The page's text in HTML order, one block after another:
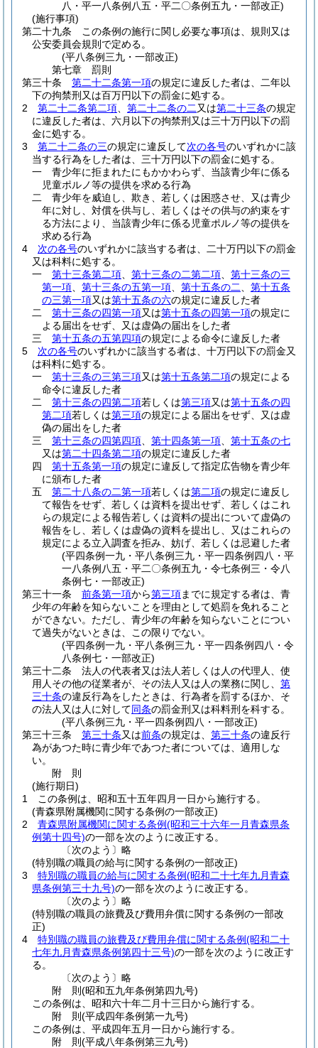
八・平一八条例八五・平二〇条例五九・一部改正)
(施行事項)
第二十九条
この条例の施行に関し必要な事項は、規則又は
公安委員会規則で定める。
(平八条例三九・一部改正)
第七章
罰則
第三十条
第二十二条第一項の規定に違反した者は、二年以
下の拘禁刑又は百万円以下の罰金に処する。
2
第二十二条第二項 第二十二条の二 又は第二十三条の規定
に違反した者は、六月以下の拘禁刑又は三十万円以下の罰
金に処する。
3
第二十二条の三の規定に違反して次の各号のいずれかに該
当する行為をした者は、三十万円以下の罰金に処する。
一
青少年に拒まれたにもかかわらず、当該青少年に係る
児童ポルノ等の提供を求める行為
二
青少年を威迫し、欺き、若しくは困惑させ、又は青少
年に対し、対償を供与し、若しくはその供与の約束をす
る方法により、当該青少年に係る児童ポルノ等の提供を
求める行為
4
次の各号のいずれかに該当する者は、二十万円以下の罰金
又は科料に処する。
一
第十三条第二項 第十三条の二第二項
第十三条の三
第一項
第十三条の五第一項 第十五条の二
第十五条
の三第一項又は第十五条の六の規定に違反した者
二
第十三条の四第一項又は第十五条の四第一項の規定に
よる届出をせず、又は虚偽の届出をした者
三
第十五条の五第四項の規定による命令に違反した者
5
次の各号のいずれかに該当する者は、十万円以下の罰金又
は科料に処する。
一
第十三条の三第三項又は第十五条第二項の規定による
命令に違反した者
二
第十三条の四第二項若しくは第三項又は第十五条の四
第二項若しくは第三項の規定による届出をせず、又は虚
偽の届出をした者
三
第十三条の四第四項 第十四条第一項
第十五条の七
又は第二十四条第二項の規定に違反した者
四
第十五条第一項の規定に違反して指定広告物を青少年
に頒布した者
五
第二十八条の二第一項若しくは第二項の規定に違反し
て報告をせず、若しくは資料を提出せず、若しくはこれ
らの規定による報告若しくは資料の提出について虚偽の
報告をし、若しくは虚偽の資料を提出し、又はこれらの
規定による立入調査を拒み、妨げ、若しくは忌避した者
(平四条例一九・平八条例三九・平一四条例四八・平
一八条例八五・平二〇条例五九・令七条例三・令八
条例七・一部改正)
第三十一条
前条第一項から第三項までに規定する者は、青
少年の年齢を知らないことを理由として処罰を免れること
ができない。 ただし、青少年の年齢を知らないことについ
て過失がないときは、この限りでない。
(平四条例一九・平八条例三九・平一四条例四八・令
八条例七・一部改正)
第三十二条
法人の代表者又は法人若しくは人の代理人、使
用人その他の従業者が、その法人又は人の業務に関し、 第
三十条の違反行為をしたときは、行為者を罰するほか、そ
の法人又は人に対して同条の罰金刑又は科料刑を科する。
(平八条例三九・平一四条例四八・一部改正)
第三十三条
第三十条又は前条の規定は、 第三十条の違反行
為があつた時に青少年であつた者については、適用しな
い。
附 則
(施行期日)
1
この条例は、昭和五十五年四月一日から施行する。
(青森県附属機関に関する条例の一部改正)
2
青森県附属機関に関する条例(昭和三十六年一月青森県条
例第十四号)の一部を次のように改正する。
〔次のよう〕略
(特別職の職員の給与に関する条例の一部改正)
3
特別職の職員の給与に関する条例(昭和二十七年九月青森
県条例第三十九号)の一部を次のように改正する。
〔次のよう〕略
(特別職の職員の旅費及び費用弁償に関する条例の一部改
正)
4
特別職の職員の旅費及び費用弁償に関する条例(昭和二十
七年九月青森県条例第四十三号)の一部を次のように改正す
る。
〔次のよう〕略
附 則(昭和五九年条例第四九号)
この条例は、昭和六十年二月十三日から施行する。
附 則(平成四年条例第一九号)
この条例は、平成四年五月一日から施行する。
附 則(平成八年条例第三九号)